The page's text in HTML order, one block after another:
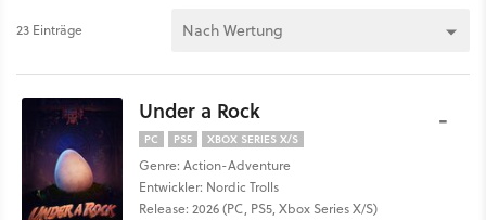
23 Einträge
Under a Rock
PC PS5 XBOX SERIES X/S
Genre: Action-Adventure
Entwickler: Nordic Trolls
Release: 2026 (PC, PS5, Xbox Series X/S)
-